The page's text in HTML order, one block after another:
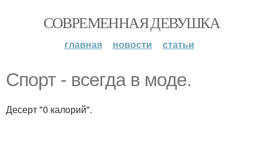
СОВРЕМЕННАЯ ДЕВУШКА
главная новости статьи
Спорт - всегда в моде.
Десерт "0 калорий".